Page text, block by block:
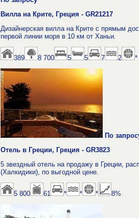
Вилла на Крите, Греция - GR21217
Дизайнерская вилла на Крите с прямым
первой линии моря в 10 км от Ханьи.
389 8 700 5 5 7 2 *
По
Отель в Греции, Греция - GR3823
5 звездный отель на продажу в Греции,
(Халкидики), по выгодной цене.
5 800 61 * * * 8%